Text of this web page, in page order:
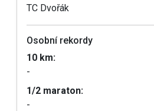
TC Dvořák
Osobní rekordy
10 km:
-
1/2 maraton:
-